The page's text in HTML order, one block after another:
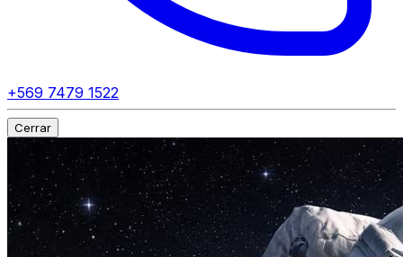
+569 7479 1522
Cerrar